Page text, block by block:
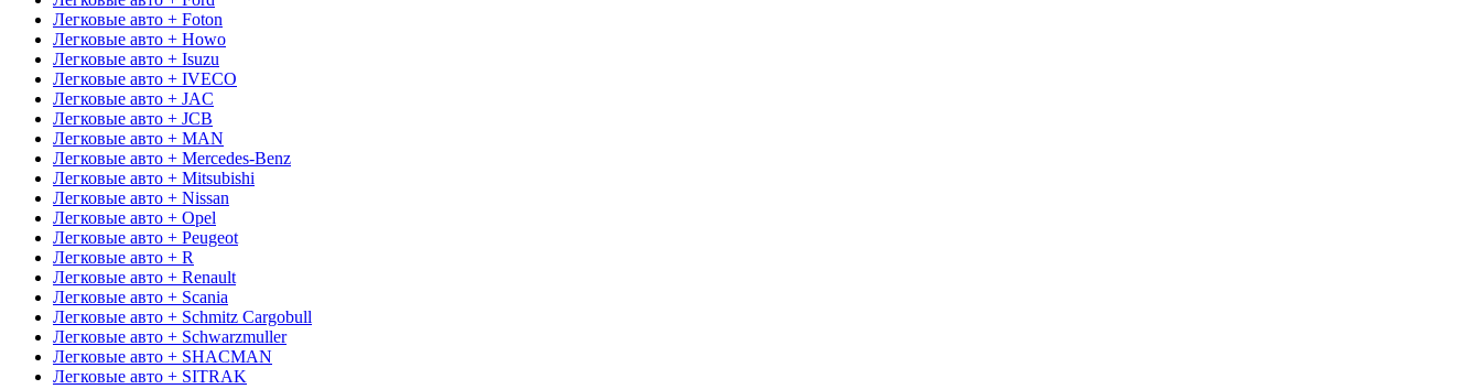
Легковые авто + Foton
Легковые авто + Howo
Легковые авто + Isuzu
Легковые авто + IVECO
Легковые авто + JAC
Легковые авто + JCB
Легковые авто + MAN
Легковые авто + Mercedes-Benz
Легковые авто + Mitsubishi
Легковые авто + Nissan
Легковые авто + Opel
Легковые авто + Peugeot
Легковые авто + R
Легковые авто + Renault
Легковые авто + Scania
Легковые авто + Schmitz Cargobull
Легковые авто + Schwarzmuller
Легковые авто + SHACMAN
Легковые авто + SITRAK